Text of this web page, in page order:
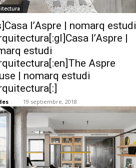
l’Aspre | nomarq estudi
l’Aspre |
estudi
Aspre
| nomarq estudi
- 19 septiembre, 2018